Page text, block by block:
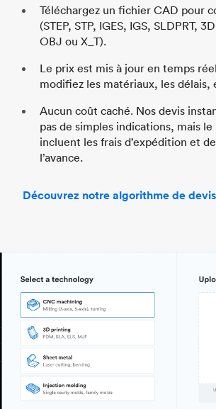
Téléchargez un fichier CAD pour
(STEP, STP, IGES, IGS, SLDPRT,
OBJ ou X_T).
Le prix est mis à jour en temps
modifiez les matériaux, les délais,
Aucun coût caché. Nos devis
pas de simples indications, mais
incluent les frais d’expédition et
l’avance.
Découvrez notre algorithme de devis